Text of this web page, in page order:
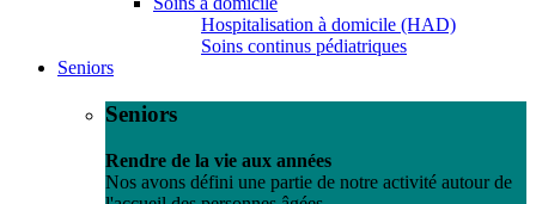
Hospitalisation à domicile (HAD)
Soins continus pédiatriques
Seniors
Seniors
Rendre de la vie aux années
Nos avons défini une partie de notre activité autour de